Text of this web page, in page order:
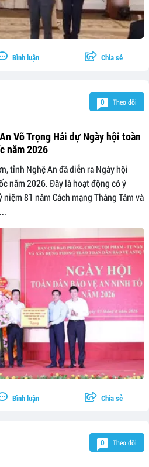
Bình luận Chia sẻ
0 Theo dõi
Võ Trọng Hải dự Ngày hội toàn
năm 2026
tỉnh Nghệ An đã diễn ra Ngày hội
năm 2026. Đây là hoạt động có ý
81 năm Cách mạng Tháng Tám và
Bình luận Chia sẻ
0 Theo dõi